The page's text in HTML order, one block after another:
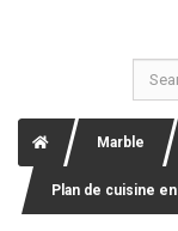
Marble
Plan de cuisine en